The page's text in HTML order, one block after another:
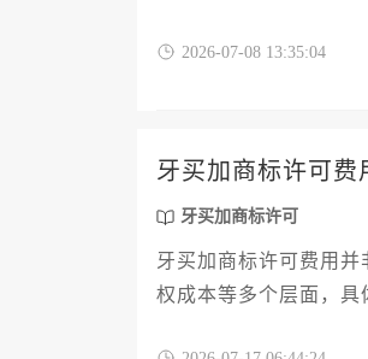
2026-07-08 13:35:04
牙买加商标许可费
牙买加商标许可
牙买加商标许可费用
权成本等多个层面，具